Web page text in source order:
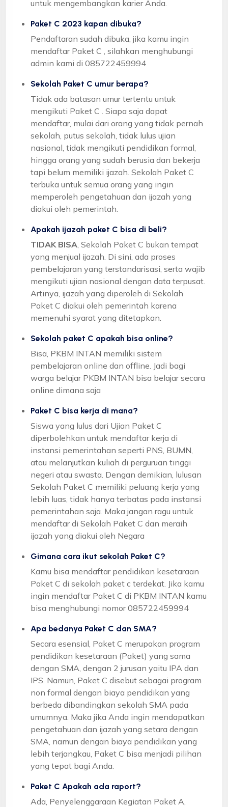
untuk mengembangkan karier Anda.
Paket C 2023 kapan dibuka?
Pendaftaran sudah dibuka, jika kamu ingin
mendaftar Paket C , silahkan menghubungi
admin kami di 085722459994
Sekolah Paket C umur berapa?
Tidak ada batasan umur tertentu untuk
mengikuti Paket C . Siapa saja dapat
mendaftar, mulai dari orang yang tidak pernah
sekolah, putus sekolah, tidak lulus ujian
nasional, tidak mengikuti pendidikan formal,
hingga orang yang sudah berusia dan bekerja
tapi belum memiliki ijazah. Sekolah Paket C
terbuka untuk semua orang yang ingin
memperoleh pengetahuan dan ijazah yang
diakui oleh pemerintah.
Apakah ijazah paket C bisa di beli?
TIDAK BISA , Sekolah Paket C bukan tempat
yang menjual ijazah. Di sini, ada proses
pembelajaran yang terstandarisasi, serta wajib
mengikuti ujian nasional dengan data terpusat.
Artinya, ijazah yang diperoleh di Sekolah
Paket C diakui oleh pemerintah karena
memenuhi syarat yang ditetapkan.
Sekolah paket C apakah bisa online?
Bisa, PKBM INTAN memiliki sistem
pembelajaran online dan offline. Jadi bagi
warga belajar PKBM INTAN bisa belajar secara
online dimana saja
Paket C bisa kerja di mana?
Siswa yang lulus dari Ujian Paket C
diperbolehkan untuk mendaftar kerja di
instansi pemerintahan seperti PNS, BUMN,
atau melanjutkan kuliah di perguruan tinggi
negeri atau swasta. Dengan demikian, lulusan
Sekolah Paket C memiliki peluang kerja yang
lebih luas, tidak hanya terbatas pada instansi
pemerintahan saja. Maka jangan ragu untuk
mendaftar di Sekolah Paket C dan meraih
ijazah yang diakui oleh Negara
Gimana cara ikut sekolah Paket C?
Kamu bisa mendaftar pendidikan kesetaraan
Paket C di sekolah paket c terdekat. Jika kamu
ingin mendaftar Paket C di PKBM INTAN kamu
bisa menghubungi nomor 085722459994
Apa bedanya Paket C dan SMA?
Secara esensial, Paket C merupakan program
pendidikan kesetaraan (Paket) yang sama
dengan SMA, dengan 2 jurusan yaitu IPA dan
IPS. Namun, Paket C disebut sebagai program
non formal dengan biaya pendidikan yang
berbeda dibandingkan sekolah SMA pada
umumnya. Maka jika Anda ingin mendapatkan
pengetahuan dan ijazah yang setara dengan
SMA, namun dengan biaya pendidikan yang
lebih terjangkau, Paket C bisa menjadi pilihan
yang tepat bagi Anda.
Paket C Apakah ada raport?
Ada, Penyelenggaraan Kegiatan Paket A,